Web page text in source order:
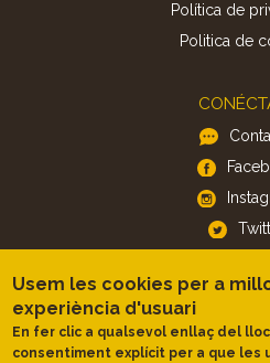
Política de
Politica de
APP
iOS
Usem les cookies per a
experiència d'usuari
En fer clic a qualsevol enllaç del
consentiment explícit per a que les